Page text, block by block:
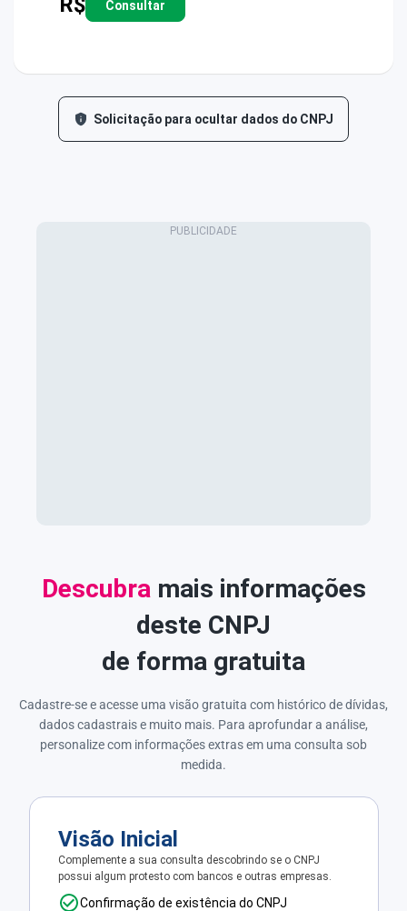
Consultar
Solicitação para ocultar dados do CNPJ
Descubramais informações
deste CNPJ
de forma gratuita
Cadastre-se e acesse uma visão gratuita com histórico de dívidas,
dados cadastrais e muito mais. Para aprofundar a análise,
personalize com informações extras em uma consulta sob
medida.
Visão Inicial
Complemente a sua consulta descobrindo se o CNPJ
possui algum protesto com bancos e outras empresas.
Confirmação de existência do CNPJ